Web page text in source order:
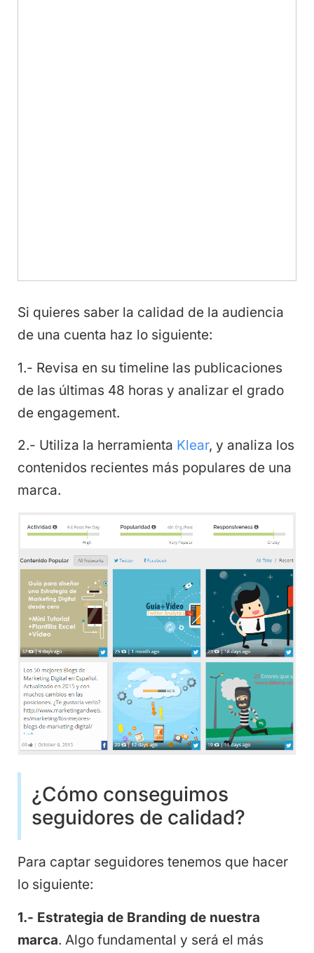
Si quieres saber la calidad de la audiencia
de una cuenta haz lo siguiente:
1.- Revisa en su timeline las publicaciones
de las últimas 48 horas y analizar el grado
de engagement.
2.- Utiliza la herramienta Klear, y analiza los
contenidos recientes más populares de una
marca.
¿Cómo conseguimos
seguidores de calidad?
Para captar seguidores tenemos que hacer
lo siguiente:
1.- Estrategia de Branding de nuestra
marca. Algo fundamental y será el más